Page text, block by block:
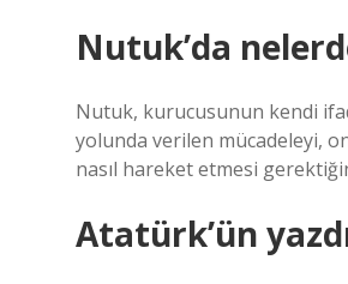
Nutuk’da
Nutuk, kurucusunun kendi
yolunda verilen mücadeleyi,
nasıl hareket etmesi
Atatürk’ün